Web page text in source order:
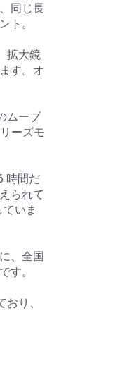
同じ長
ト。
拡大鏡
す。オ
ムーブ
ーズモ
時間だ
られて
いま
、全国
す。
り、